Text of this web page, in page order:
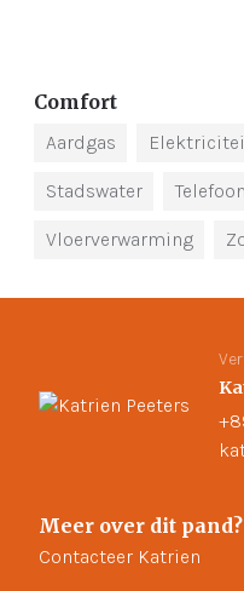
Comfort
Aardgas
Stadswater Telefoon
Vloerverwarming
Meer over dit pand?
Contacteer Katrien